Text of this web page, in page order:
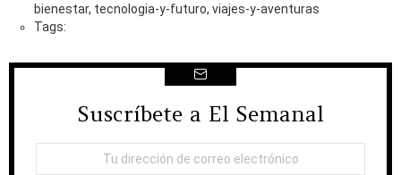
bienestar, tecnologia-y-futuro, viajes-y-aventuras
Tags:
NEWSLETTER
Suscríbete a El Semanal